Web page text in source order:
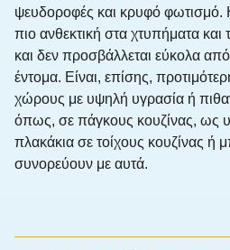
ψευδοροφές και κρυφό φωτισμό. Η
πιο ανθεκτική στα χτυπήματα και
και δεν προσβάλλεται εύκολα
έντομα. Είναι, επίσης,
χώρους με υψηλή υγρασία ή
όπως, σε πάγκους κουζίνας, ως
πλακάκια σε τοίχους κουζίνας ή
συνορεύουν με αυτά.